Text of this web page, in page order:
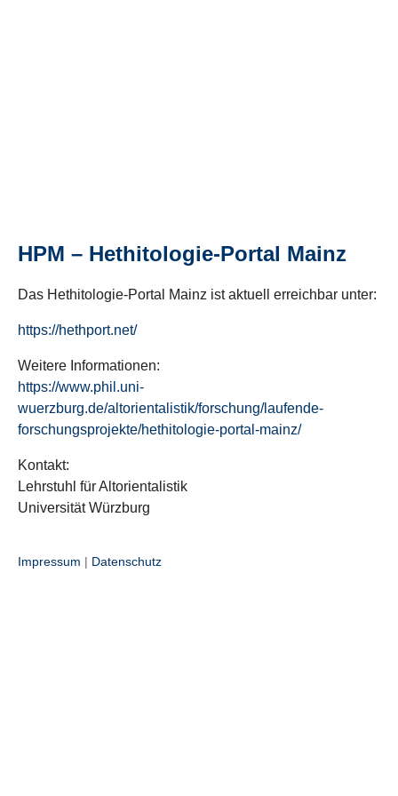
HPM – Hethitologie-Portal Mainz
Das Hethitologie-Portal Mainz ist aktuell erreichbar unter:
https://hethport.net/
Weitere Informationen:
https://www.phil.uni-
wuerzburg.de/altorientalistik/forschung/laufende-
forschungsprojekte/hethitologie-portal-mainz/
Kontakt:
Lehrstuhl für Altorientalistik
Universität Würzburg
Impressum | Datenschutz